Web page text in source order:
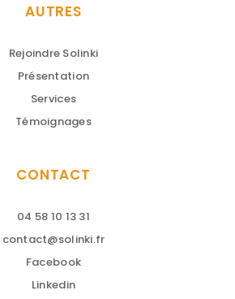
AUTRES
Rejoindre Solinki
Présentation
Services
Témoignages
CONTACT
04 58 10 13 31
contact@solinki.fr
Facebook
Linkedin